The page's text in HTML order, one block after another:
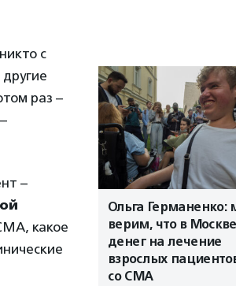
Ольга Германенко:
верим, что в
денег на лечение
взрослых
со СМА
с
раз –
–
какое